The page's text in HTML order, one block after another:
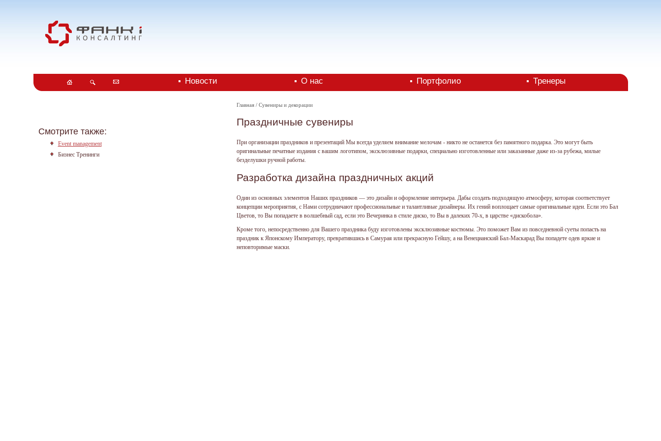
Новости О нас Портфолио Тренеры
Смотрите также:
Event management
Бизнес Тренинги
Главная / Сувениры и декорации
Праздничные сувениры
При организации праздников и презентаций Мы всегда уделяем внимание мелочам - никто не останется без памятного подарка. Это могут быть
оригинальные печатные издания с вашим логотипом, эксклюзивные подарки, специально изготовленные или заказанные даже из-за рубежа, милые
безделушки ручной работы.
Разработка дизайна праздничных акций
Один из основных элементов Наших праздников — это дизайн и оформление интерьера. Дабы создать подходящую атмосферу, которая соответствует
концепции мероприятия, с Нами сотрудничают профессиональные и талантливые дизайнеры. Их гений воплощает самые оригинальные идеи. Если это Бал
Цветов, то Вы попадаете в волшебный сад, если это Вечеринка в стиле диско, то Вы в далеких 70-х, в царстве «дискобола».
Кроме того, непосредственно для Вашего праздника буду изготовлены эксклюзивные костюмы. Это поможет Вам из повседневной суеты попасть на
праздник к Японскому Императору, превратившись в Самурая или прекрасную Гейшу, а на Венецианский Бал-Маскарад Вы попадете одев яркие и
неповторимые маски.